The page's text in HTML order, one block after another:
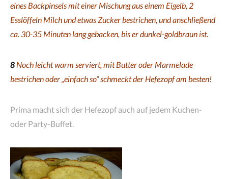
eines Backpinsels mit einer Mischung aus einem Eigelb, 2
Esslöffeln Milch und etwas Zucker bestrichen, und anschließend
ca. 30-35 Minuten lang gebacken, bis er dunkel-goldbraun ist.
8 Noch leicht warm serviert, mit Butter oder Marmelade
bestrichen oder „einfach so“ schmeckt der Hefezopf am besten!
Prima macht sich der Hefezopf auch auf jedem Kuchen-
oder Party-Buffet.